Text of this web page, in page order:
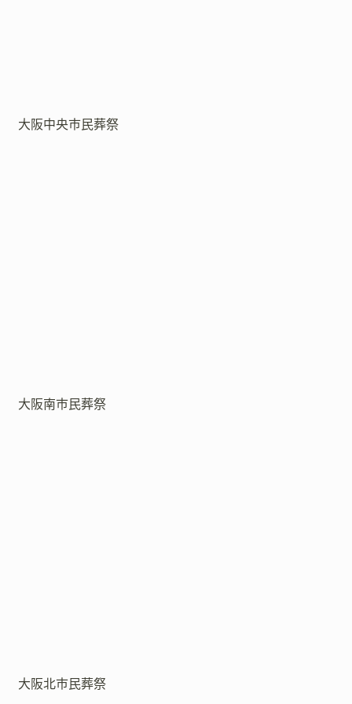
大阪中央市民葬祭
大阪南市民葬祭
大阪北市民葬祭